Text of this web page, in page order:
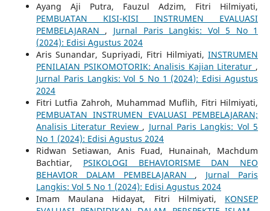
Ayang Aji Putra, Fauzul Adzim, Fitri Hilmiyati,
PEMBUATAN KISI-KISI INSTRUMEN EVALUASI
PEMBELAJARAN , Jurnal Paris Langkis: Vol 5 No 1
(2024): Edisi Agustus 2024
Aris Sunandar, Supriyadi, Fitri Hilmiyati,INSTRUMEN
PENILAIAN PSIKOMOTORIK: Analisis Kajian Literatur ,
Jurnal Paris Langkis: Vol 5 No 1 (2024): Edisi Agustus
2024
Fitri Lutfia Zahroh, Muhammad Muflih, Fitri Hilmiyati,
PEMBUATAN INSTRUMEN EVALUASI PEMBELAJARAN;
Analisis Literatur Review , Jurnal Paris Langkis: Vol 5
No 1 (2024): Edisi Agustus 2024
Ridwan Setiawan, Anis Fuad, Hunainah, Machdum
Bachtiar, PSIKOLOGI BEHAVIORISME DAN NEO
BEHAVIOR DALAM PEMBELAJARAN , Jurnal Paris
Langkis: Vol 5 No 1 (2024): Edisi Agustus 2024
Imam Maulana Hidayat, Fitri Hilmiyati, KONSEP